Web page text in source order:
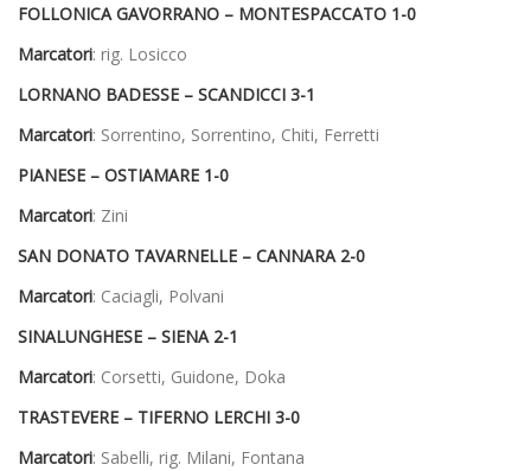
FOLLONICA GAVORRANO – MONTESPACCATO 1-0
Marcatori: rig. Losicco
LORNANO BADESSE – SCANDICCI 3-1
Marcatori: Sorrentino, Sorrentino, Chiti, Ferretti
PIANESE – OSTIAMARE 1-0
Marcatori: Zini
SAN DONATO TAVARNELLE – CANNARA 2-0
Marcatori: Caciagli, Polvani
SINALUNGHESE – SIENA 2-1
Marcatori: Corsetti, Guidone, Doka
TRASTEVERE – TIFERNO LERCHI 3-0
Marcatori: Sabelli, rig. Milani, Fontana